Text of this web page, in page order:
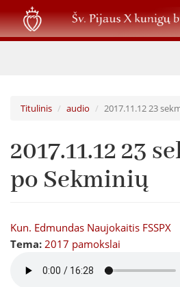
Pereiti
į
pagrindinį
Titulinis audio 2017.11.12 23
2017.11.12 23
po Sekminių
Kun. Edmundas Naujokaitis FSSPX
Tema: 2017 pamokslai